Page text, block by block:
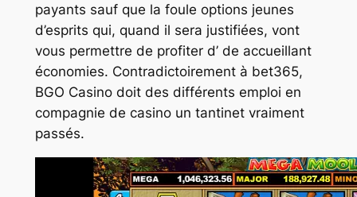
payants sauf que la foule options jeunes
d’esprits qui, quand il sera justifiées, vont
vous permettre de profiter d’ de accueillant
économies. Contradictoirement à bet365,
BGO Casino doit des différents emploi en
compagnie de casino un tantinet vraiment
passés.